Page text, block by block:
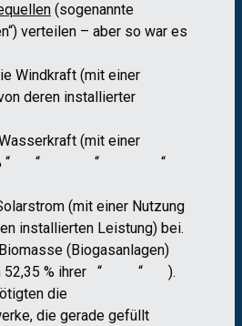
(sogenannte
verteilen – aber so war es
Windkraft (mit einer
deren installierter
(mit einer
44,98 % “ “ “ “
(mit einer Nutzung
installierten Leistung) bei.
(Biogasanlagen)
52,35 % ihrer “ “ ).
die
die gerade gefüllt